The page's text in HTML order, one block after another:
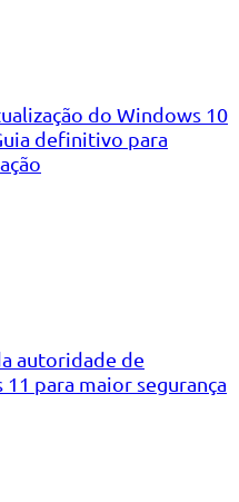
do Windows 10
definitivo para
autoridade de
para maior segurança